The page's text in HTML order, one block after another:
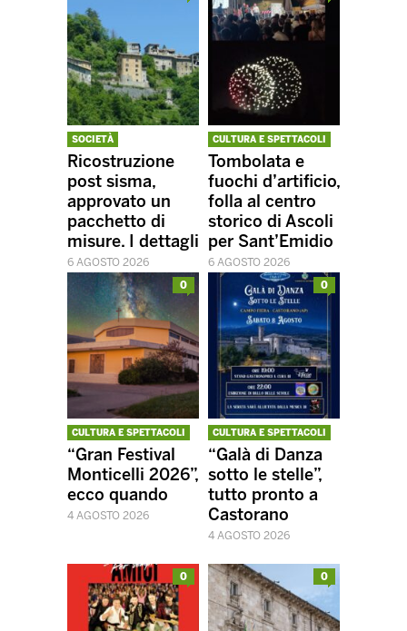
SOCIETÀ
Ricostruzione
post sisma,
approvato un
pacchetto di
misure. I dettagli
6 AGOSTO 2026
CULTURA E SPETTACOLI
Tombolata e
fuochi d’artificio,
folla al centro
storico di Ascoli
per Sant’Emidio
6 AGOSTO 2026
CULTURA E SPETTACOLI
“Gran Festival
Monticelli 2026”,
ecco quando
4 AGOSTO 2026
0
CULTURA E SPETTACOLI
“Galà di Danza
sotto le stelle”,
tutto pronto a
Castorano
4 AGOSTO 2026
0
0 0